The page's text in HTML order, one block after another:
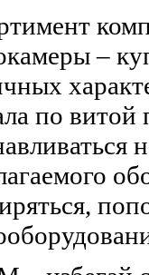
–
по витой